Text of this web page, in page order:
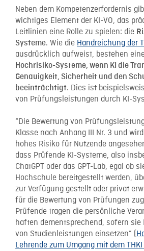
Neben dem Kompetenzerfordernis
wichtiges Element der KI-VO, das
Leitlinien eine Rolle zu spielen: die
Systeme. Wie die Handreichung der
ausdrücklich aufweist, bestehen
Hochrisiko-Systeme, wenn KI die
Genauigkeit, Sicherheit und den
beeinträchtigt. Dies ist
von Prüfungsleistungen durch KI-
“Die Bewertung von
Klasse nach Anhang III Nr. 3 und
hohes Risiko für Nutzende
dass Prüfende KI-Systeme, also
ChatGPT oder das GPT-Lab, egal ob
Hochschule bereitgestellt werden,
zur Verfügung gestellt oder privat
für die Bewertung von Prüfungen
Prüfende tragen die persönliche
haften dementsprechend, sofern sie
von Studienleistungen einsetzen” (
Lehrende zum Umgang mit dem THKI